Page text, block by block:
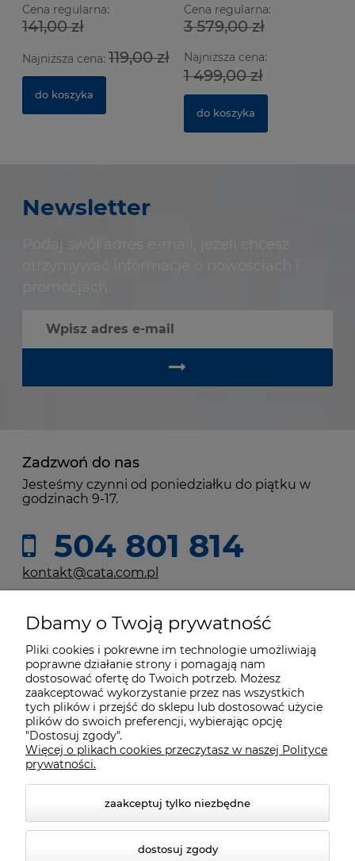
Cena regularna:
141,00 zł
Najniższa cena: 119,00 zł
do koszyka
Cena regularna:
3 579,00 zł
Najniższa cena:
1 499,00 zł
do koszyka
Newsletter
Zadzwoń do nas
Jesteśmy czynni od poniedziałku do piątku w
godzinach 9-17.
504 801 814
kontakt@cata.com.pl
Moje konto
Płatności i dostawa
Informacje
O nas
Dbamy o Twoją prywatność
Pliki cookies i pokrewne im technologie umożliwiają
poprawne działanie strony i pomagają nam
dostosować ofertę do Twoich potrzeb. Możesz
zaakceptować wykorzystanie przez nas wszystkich
tych plików i przejść do sklepu lub dostosować użycie
plików do swoich preferencji, wybierając opcję
"Dostosuj zgody".
Więcej o plikach cookies przeczytasz w naszej Polityce
prywatności.
zaakceptuj tylko niezbędne
dostosuj zgody